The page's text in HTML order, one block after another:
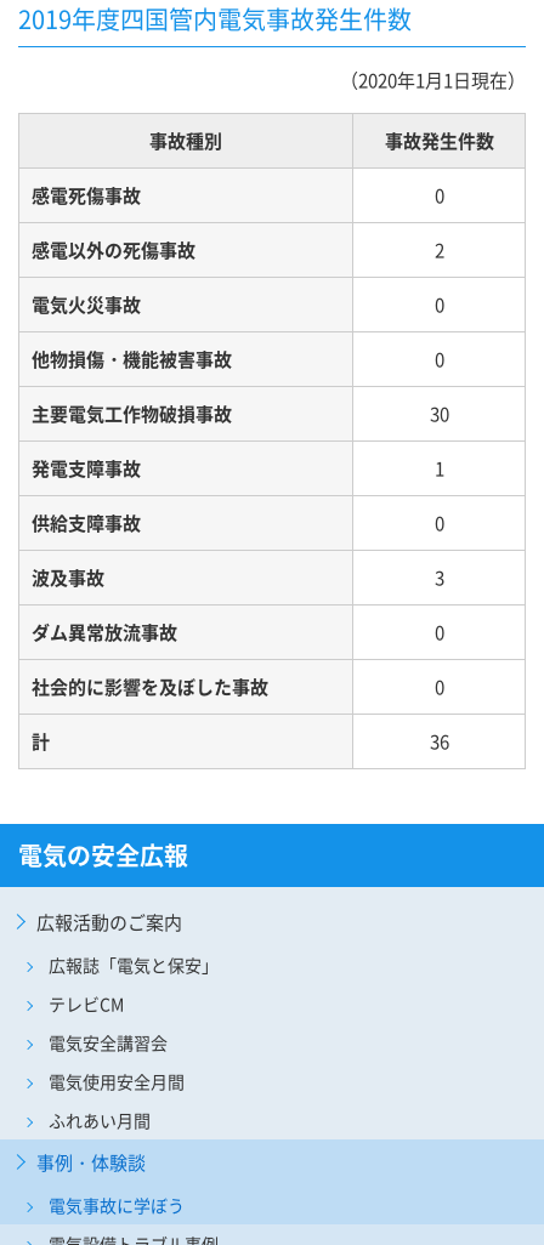
2019年度四国管内電気事故発生件数
（2020年1月1日現在）
事故種別 事故発生件数
感電死傷事故 0
感電以外の死傷事故 2
電気火災事故 0
他物損傷・機能被害事故 0
主要電気工作物破損事故 30
発電支障事故 1
供給支障事故 0
波及事故 3
ダム異常放流事故 0
社会的に影響を及ぼした事故 0
計 36
電気の安全広報
広報活動のご案内
広報誌「電気と保安」
テレビCM
電気安全講習会
電気使用安全月間
ふれあい月間
事例・体験談
電気事故に学ぼう